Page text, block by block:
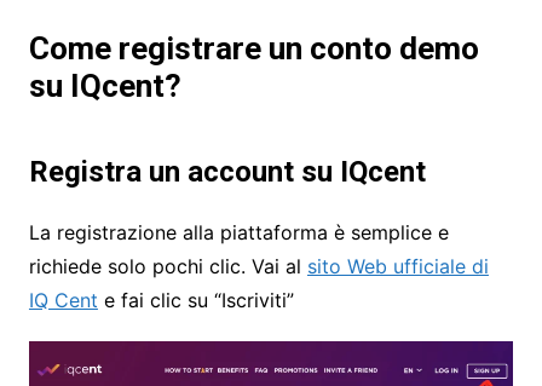
Come registrare un conto demo
su IQcent?
Registra un account su IQcent
La registrazione alla piattaforma è semplice e
richiede solo pochi clic. Vai al sito Web ufficiale di
IQ Cent e fai clic su “Iscriviti”